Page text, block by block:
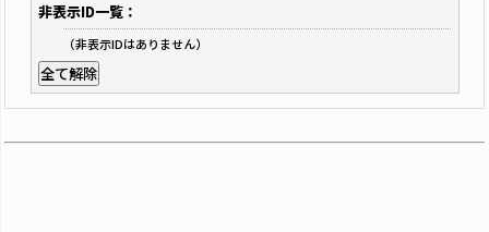
非表示ID一覧：
（非表示IDはありません）
全て解除